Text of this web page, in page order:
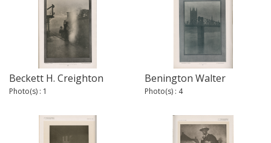
Beckett H. Creighton
Photo(s) : 1
Benington Walter
Photo(s) : 4